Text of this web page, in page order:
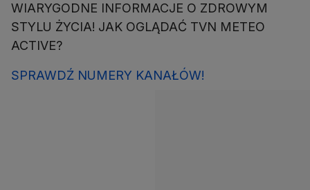
WIARYGODNE INFORMACJE O ZDROWYM
STYLU ŻYCIA! JAK OGLĄDAĆ TVN METEO
ACTIVE?
SPRAWDŹ NUMERY KANAŁÓW!